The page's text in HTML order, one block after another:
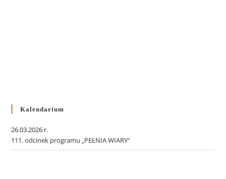
Kalendarium
26.03.2026 r.
111. odcinek programu „PEŁNIA WIARY”